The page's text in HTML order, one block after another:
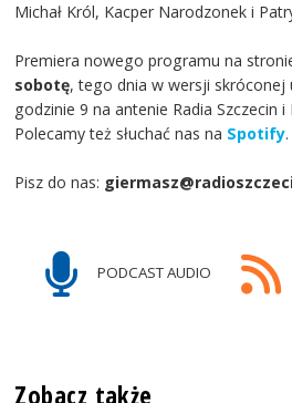
Michał Król, Kacper Narodzonek i
Premiera nowego programu na
sobotę, tego dnia w wersji skróconej
godzinie 9 na antenie Radia Szczecin i
Polecamy też słuchać nas na Spotify.
Pisz do nas:
PODCAST AUDIO
Zobacz także